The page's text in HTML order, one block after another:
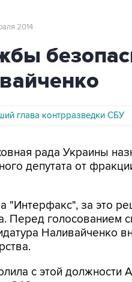
2014
глава контрразведки СБУ
рада Украины
депутата от
"Интерфакс", за это
Перед голосованием
Наливайченко
с этой должности